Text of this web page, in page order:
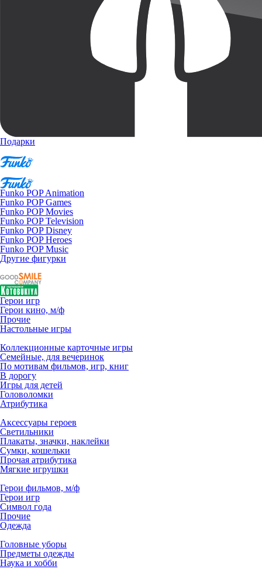
Подарки
Funko POP Animation
Funko POP Games
Funko POP Movies
Funko POP Television
Funko POP Disney
Funko POP Heroes
Funko POP Music
Другие фигурки
Герои игр
Герои кино, м/ф
Прочие
Настольные игры
Коллекционные карточные игры
Семейные, для вечеринок
По мотивам фильмов, игр, книг
В дорогу
Игры для детей
Головоломки
Атрибутика
Аксессуары героев
Светильники
Плакаты, значки, наклейки
Сумки, кошельки
Прочая атрибутика
Мягкие игрушки
Герои фильмов, м/ф
Герои игр
Символ года
Прочие
Одежда
Головные уборы
Предметы одежды
Наука и хобби